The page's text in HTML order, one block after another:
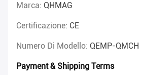
Marca: QHMAG
Certificazione: CE
Numero Di Modello: QEMP-QMCH
Payment & Shipping Terms